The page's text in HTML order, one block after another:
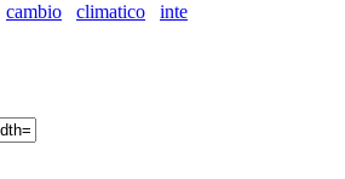
a Paris 2015
"Ciudades Sostenibles y
cambio climatico inte